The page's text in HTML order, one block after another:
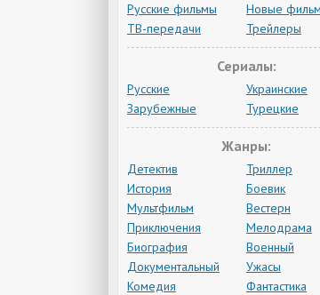
Русские фильмы
Новые
ТВ-передачи
Трейлеры
Сериалы:
Русские
Украинские
Зарубежные
Турецкие
Жанры:
Детектив
Триллер
История
Боевик
Мультфильм
Вестерн
Приключения
Мелодрама
Биография
Военный
Документальный
Ужасы
Комедия
Фантастика